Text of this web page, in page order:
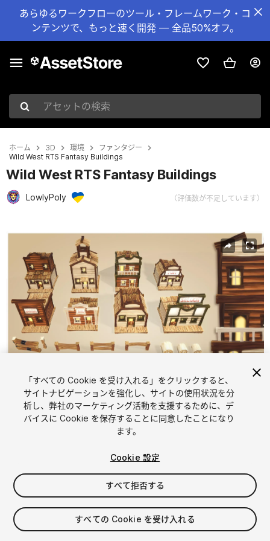
あらゆるワークフローのツール・フレームワーク・コ
ンテンツで、もっと速く開発 — 全品50%オフ。
アセットの検索
ホーム 3D 環境
ファンタジー
Wild West RTS Fantasy Buildings
Wild West RTS Fantasy Buildings
LowlyPoly （評価数が不足しています）
現在のスライド：1 / 15
1/ 15
$15
消費税は決済時に計算されます
「すべての Cookie を受け入れる」をクリックすると、
サイトナビゲーションを強化し、サイトの使用状況を分
析し、弊社のマーケティング活動を支援するために、デ
バイスに Cookie を保存することに同意したことになり
ます。
Cookie 設定
すべて拒否する
すべての Cookie を受け入れる